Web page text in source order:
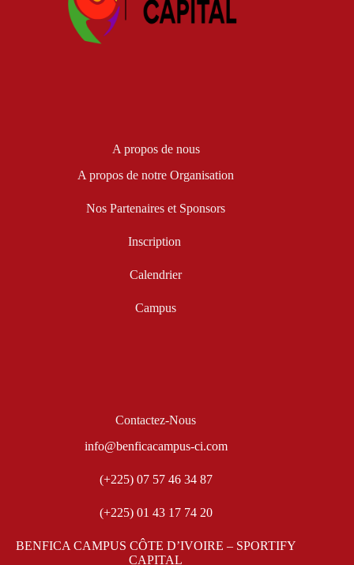
A propos de nous
A propos de notre Organisation
Nos Partenaires et Sponsors
Inscription
Calendrier
Campus
Contactez-Nous
info@benficacampus-ci.com
(+225) 07 57 46 34 87
(+225) 01 43 17 74 20
BENFICA CAMPUS CÔTE D’IVOIRE – SPORTIFY
CAPITAL